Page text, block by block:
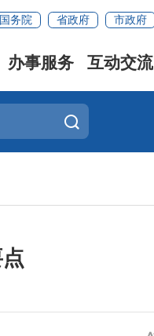
国务院 省政府 市政府
办事服务 互动交流